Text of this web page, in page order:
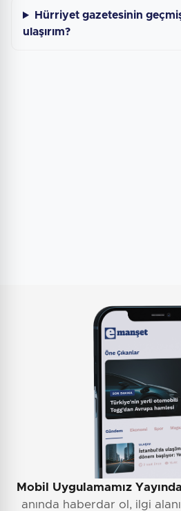
Hürriyet gazetesinin
ulaşırım?
Mobil Uygulamamız
anında haberdar ol, ilgi